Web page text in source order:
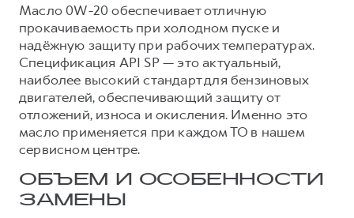
Масло 0W-20 обеспечивает отличную
прокачиваемость при холодном пуске и
надёжную защиту при рабочих температурах.
Спецификация API SP — это актуальный,
наиболее высокий стандарт для бензиновых
двигателей, обеспечивающий защиту от
отложений, износа и окисления. Именно это
масло применяется при каждом ТО в нашем
сервисном центре.
ОБЪЕМ И ОСОБЕННОСТИ
ЗАМЕНЫ